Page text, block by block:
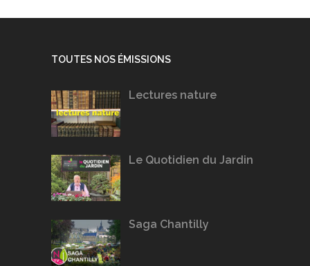
TOUTES NOS ÉMISSIONS
Lectures nature
Le Quotidien du Jardin
Saga Chantilly